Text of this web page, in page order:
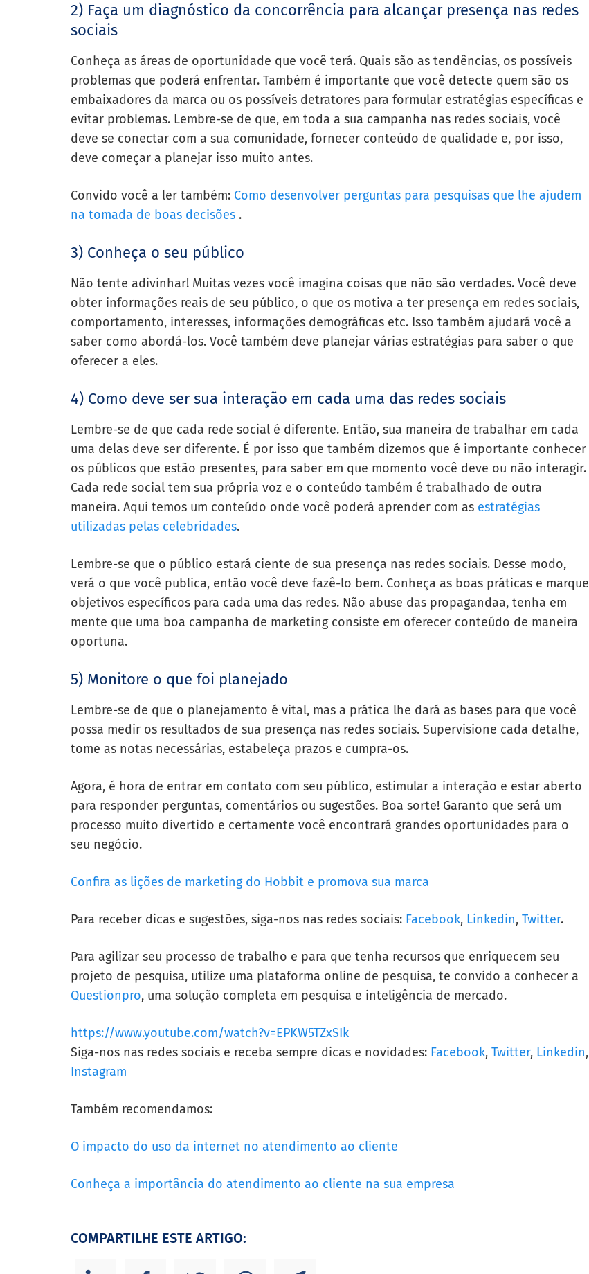
2) Faça um diagnóstico da concorrência para alcançar presença nas redes
sociais
Conheça as áreas de oportunidade que você terá. Quais são as tendências, os possíveis
problemas que poderá enfrentar. Também é importante que você detecte quem são os
embaixadores da marca ou os possíveis detratores para formular estratégias específicas e
evitar problemas. Lembre-se de que, em toda a sua campanha nas redes sociais, você
deve se conectar com a sua comunidade, fornecer conteúdo de qualidade e, por isso,
deve começar a planejar isso muito antes.
Convido você a ler também: Como desenvolver perguntas para pesquisas que lhe ajudem
na tomada de boas decisões .
3) Conheça o seu público
Não tente adivinhar! Muitas vezes você imagina coisas que não são verdades. Você deve
obter informações reais de seu público, o que os motiva a ter presença em redes sociais,
comportamento, interesses, informações demográficas etc. Isso também ajudará você a
saber como abordá-los. Você também deve planejar várias estratégias para saber o que
oferecer a eles.
4) Como deve ser sua interação em cada uma das redes sociais
Lembre-se de que cada rede social é diferente. Então, sua maneira de trabalhar em cada
uma delas deve ser diferente. É por isso que também dizemos que é importante conhecer
os públicos que estão presentes, para saber em que momento você deve ou não interagir.
Cada rede social tem sua própria voz e o conteúdo também é trabalhado de outra
maneira. Aqui temos um conteúdo onde você poderá aprender com as estratégias
utilizadas pelas celebridades.
Lembre-se que o público estará ciente de sua presença nas redes sociais. Desse modo,
verá o que você publica, então você deve fazê-lo bem. Conheça as boas práticas e marque
objetivos específicos para cada uma das redes. Não abuse das propagandaa, tenha em
mente que uma boa campanha de marketing consiste em oferecer conteúdo de maneira
oportuna.
5) Monitore o que foi planejado
Lembre-se de que o planejamento é vital, mas a prática lhe dará as bases para que você
possa medir os resultados de sua presença nas redes sociais. Supervisione cada detalhe,
tome as notas necessárias, estabeleça prazos e cumpra-os.
Agora, é hora de entrar em contato com seu público, estimular a interação e estar aberto
para responder perguntas, comentários ou sugestões. Boa sorte! Garanto que será um
processo muito divertido e certamente você encontrará grandes oportunidades para o
seu negócio.
Confira as lições de marketing do Hobbit e promova sua marca
Para receber dicas e sugestões, siga-nos nas redes sociais: Facebook, Linkedin, Twitter.
Para agilizar seu processo de trabalho e para que tenha recursos que enriquecem seu
projeto de pesquisa, utilize uma plataforma online de pesquisa, te convido a conhecer a
Questionpro, uma solução completa em pesquisa e inteligência de mercado.
https://www.youtube.com/watch?v=EPKW5TZxSIk
Siga-nos nas redes sociais e receba sempre dicas e novidades: Facebook, Twitter, Linkedin,
Instagram
Também recomendamos:
O impacto do uso da internet no atendimento ao cliente
Conheça a importância do atendimento ao cliente na sua empresa
COMPARTILHE ESTE ARTIGO: